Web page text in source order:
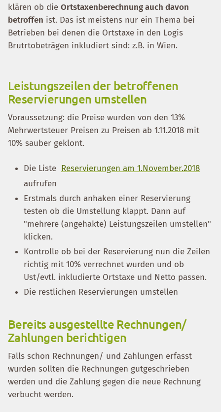
klären ob die Ortstaxenberechnung auch davon
betroffen ist. Das ist meistens nur ein Thema bei
Betrieben bei denen die Ortstaxe in den Logis
Brutrtobeträgen inkludiert sind: z.B. in Wien.
Leistungszeilen der betroffenen
Reservierungen umstellen
Voraussetzung: die Preise wurden von den 13%
Mehrwertsteuer Preisen zu Preisen ab 1.11.2018 mit
10% sauber geklont.
Die Liste Reservierungen am 1.November.2018
aufrufen
Erstmals durch anhaken einer Reservierung
testen ob die Umstellung klappt. Dann auf
"mehrere (angehakte) Leistungszeilen umstellen"
klicken.
Kontrolle ob bei der Reservierung nun die Zeilen
richtig mit 10% verrechnet wurden und ob
Ust/evtl. inkludierte Ortstaxe und Netto passen.
Die restlichen Reservierungen umstellen
Bereits ausgestellte Rechnungen/
Zahlungen berichtigen
Falls schon Rechnungen/ und Zahlungen erfasst
wurden sollten die Rechnungen gutgeschrieben
werden und die Zahlung gegen die neue Rechnung
verbucht werden.